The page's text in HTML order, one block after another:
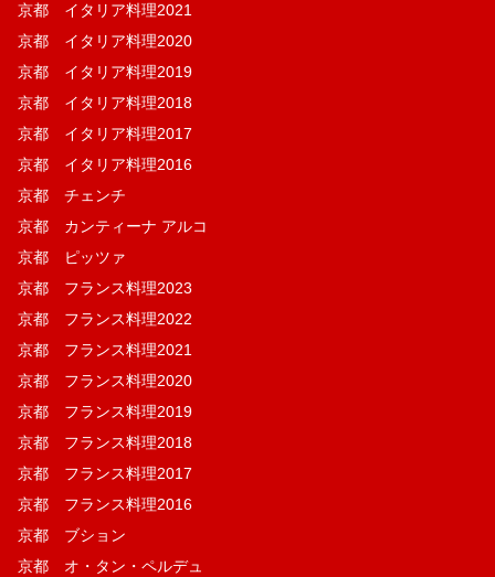
京都 イタリア料理2021
京都 イタリア料理2020
京都 イタリア料理2019
京都 イタリア料理2018
京都 イタリア料理2017
京都 イタリア料理2016
京都 チェンチ
京都 カンティーナ アルコ
京都 ピッツァ
京都 フランス料理2023
京都 フランス料理2022
京都 フランス料理2021
京都 フランス料理2020
京都 フランス料理2019
京都 フランス料理2018
京都 フランス料理2017
京都 フランス料理2016
京都 ブション
京都 オ・タン・ペルデュ